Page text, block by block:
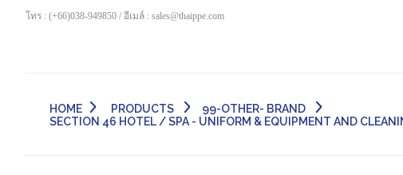
โทร : (+66)038-949850 / อีเมล์ : sales@thaippe.com
HOME PRODUCTS
99-OTHER- BRAND
SECTION 46 HOTEL / SPA - UNIFORM & EQUIPMENT AND